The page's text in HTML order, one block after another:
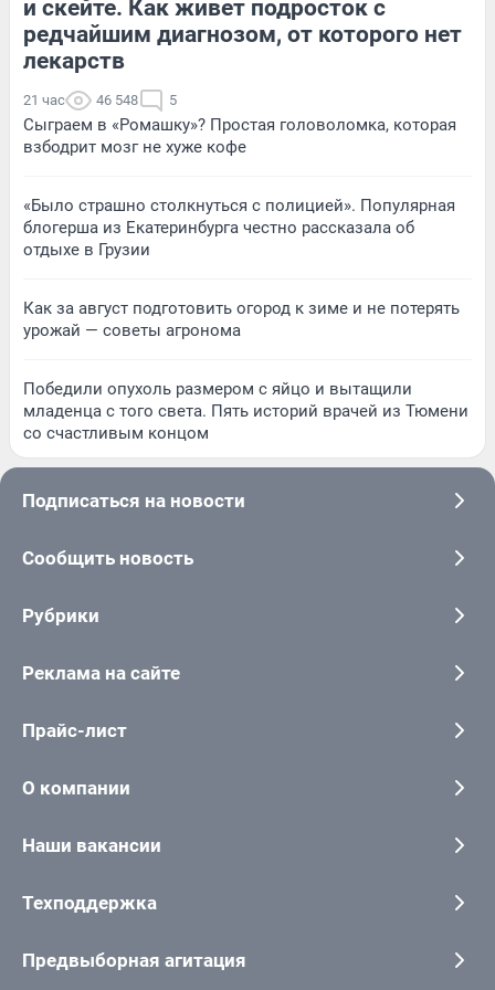
и скейте. Как живет подросток с
редчайшим диагнозом, от которого нет
лекарств
21 час 46 548 5
Сыграем в «Ромашку»? Простая головоломка, которая
взбодрит мозг не хуже кофе
«Было страшно столкнуться с полицией». Популярная
блогерша из Екатеринбурга честно рассказала об
отдыхе в Грузии
Как за август подготовить огород к зиме и не потерять
урожай — советы агронома
Победили опухоль размером с яйцо и вытащили
младенца с того света. Пять историй врачей из Тюмени
со счастливым концом
Подписаться на новости
Сообщить новость
Рубрики
Реклама на сайте
Прайс-лист
О компании
Наши вакансии
Техподдержка
Предвыборная агитация